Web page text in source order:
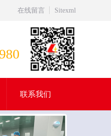
在线留言 Sitexml
联系我们